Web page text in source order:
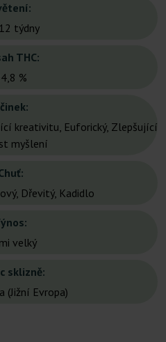
týdny
THC:
%
kreativitu, Euforický, Zlepšující
myšlení
Dřevitý, Kadidlo
velký
sklizně:
(Jižní Evropa)